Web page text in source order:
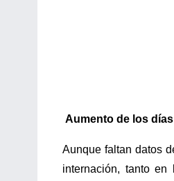
Aumento de los
Aunque faltan datos
internación, tanto